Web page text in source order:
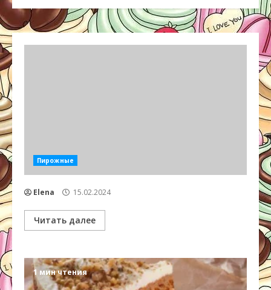
Пирожные
Elena 15.02.2024
Читать далее
1 мин чтения